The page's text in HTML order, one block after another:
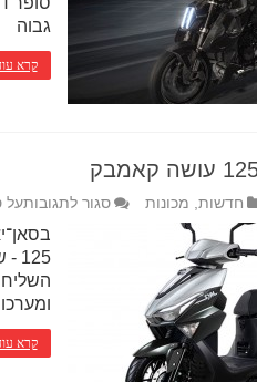
גבוה
קרא
חדשות, מכונות סגור לתגובותעל
קרא